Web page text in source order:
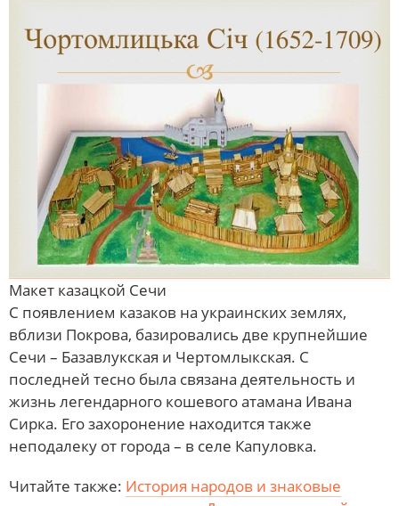
Макет казацкой Сечи
С появлением казаков на украинских землях,
вблизи Покрова, базировались две крупнейшие
Сечи – Базавлукская и Чертомлыкская. С
последней тесно была связана деятельность и
жизнь легендарного кошевого атамана Ивана
Сирка. Его захоронение находится также
неподалеку от города – в селе Капуловка.
Читайте также: История народов и знаковые